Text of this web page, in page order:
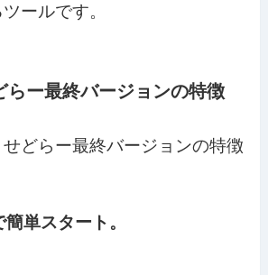
ールです。
らー最終バージョンの特徴
どらー最終バージョンの特徴
単スタート。